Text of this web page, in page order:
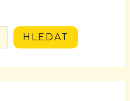
HLEDAT